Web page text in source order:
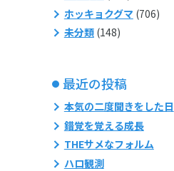
ホッキョクグマ (706)
未分類(148)
最近の投稿
本気の二度聞きをした日
錯覚を覚える成長
THEサメなフォルム
ハロ観測